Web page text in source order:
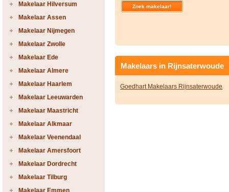
Makelaar Hilversum
Makelaar Assen
Makelaar Nijmegen
Makelaar Zwolle
Makelaar Ede
Makelaar Almere
Makelaar Haarlem
Makelaar Leeuwarden
Makelaar Maastricht
Makelaar Alkmaar
Makelaar Veenendaal
Makelaar Amersfoort
Makelaar Dordrecht
Makelaar Tilburg
Makelaar Emmen
Makelaars in Rijnsaterwoude
Goedhart Makelaars Rijnsaterwoude